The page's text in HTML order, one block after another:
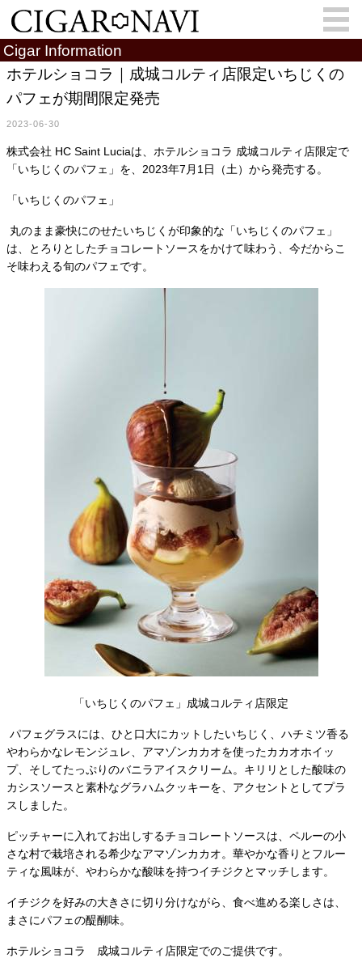
会員登録 お問い合わせ
Cigar Information Cigar Column
Memorandum
Cigar Map
Cigar Information
ホテルショコラ｜成城コルティ店限定いちじくの
パフェが期間限定発売
2023-06-30
株式会社 HC Saint Luciaは、ホテルショコラ 成城コルティ店限定で
「いちじくのパフェ」を、2023年7月1日（土）から発売する。
「いちじくのパフェ」
丸のまま豪快にのせたいちじくが印象的な「いちじくのパフェ」
は、とろりとしたチョコレートソースをかけて味わう、今だからこ
そ味わえる旬のパフェです。
「いちじくのパフェ」成城コルティ店限定
パフェグラスには、ひと口大にカットしたいちじく、ハチミツ香る
やわらかなレモンジュレ、アマゾンカカオを使ったカカオホイッ
プ、そしてたっぷりのバニラアイスクリーム。キリリとした酸味の
カシスソースと素朴なグラハムクッキーを、アクセントとしてプラ
スしました。
ピッチャーに入れてお出しするチョコレートソースは、ペルーの小
さな村で栽培される希少なアマゾンカカオ。華やかな香りとフルー
ティな風味が、やわらかな酸味を持つイチジクとマッチします。
イチジクを好みの大きさに切り分けながら、食べ進める楽しさは、
まさにパフェの醍醐味。
ホテルショコラ 成城コルティ店限定でのご提供です。